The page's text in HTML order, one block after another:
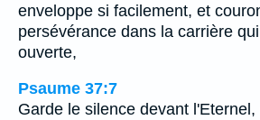
enveloppe si facilement, et
persévérance dans la carrière
ouverte,
Psaume 37:7
Garde le silence devant